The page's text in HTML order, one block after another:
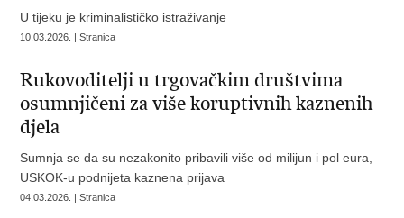
U tijeku je kriminalističko istraživanje
10.03.2026. | Stranica
Rukovoditelji u trgovačkim društvima
osumnjičeni za više koruptivnih kaznenih
djela
Sumnja se da su nezakonito pribavili više od milijun i pol eura,
USKOK-u podnijeta kaznena prijava
04.03.2026. | Stranica